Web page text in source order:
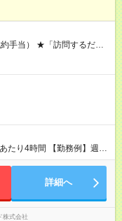
手当） ★「訪問するだ
す！ 【月収例】
円＋インセンティブ平均4
たり4時間 【勤務例】週4
～18:00の間でスケジュー
詳細へ
株式会社